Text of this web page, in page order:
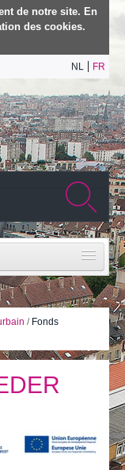
de notre site. En
des cookies.
NL FR
/ Fonds